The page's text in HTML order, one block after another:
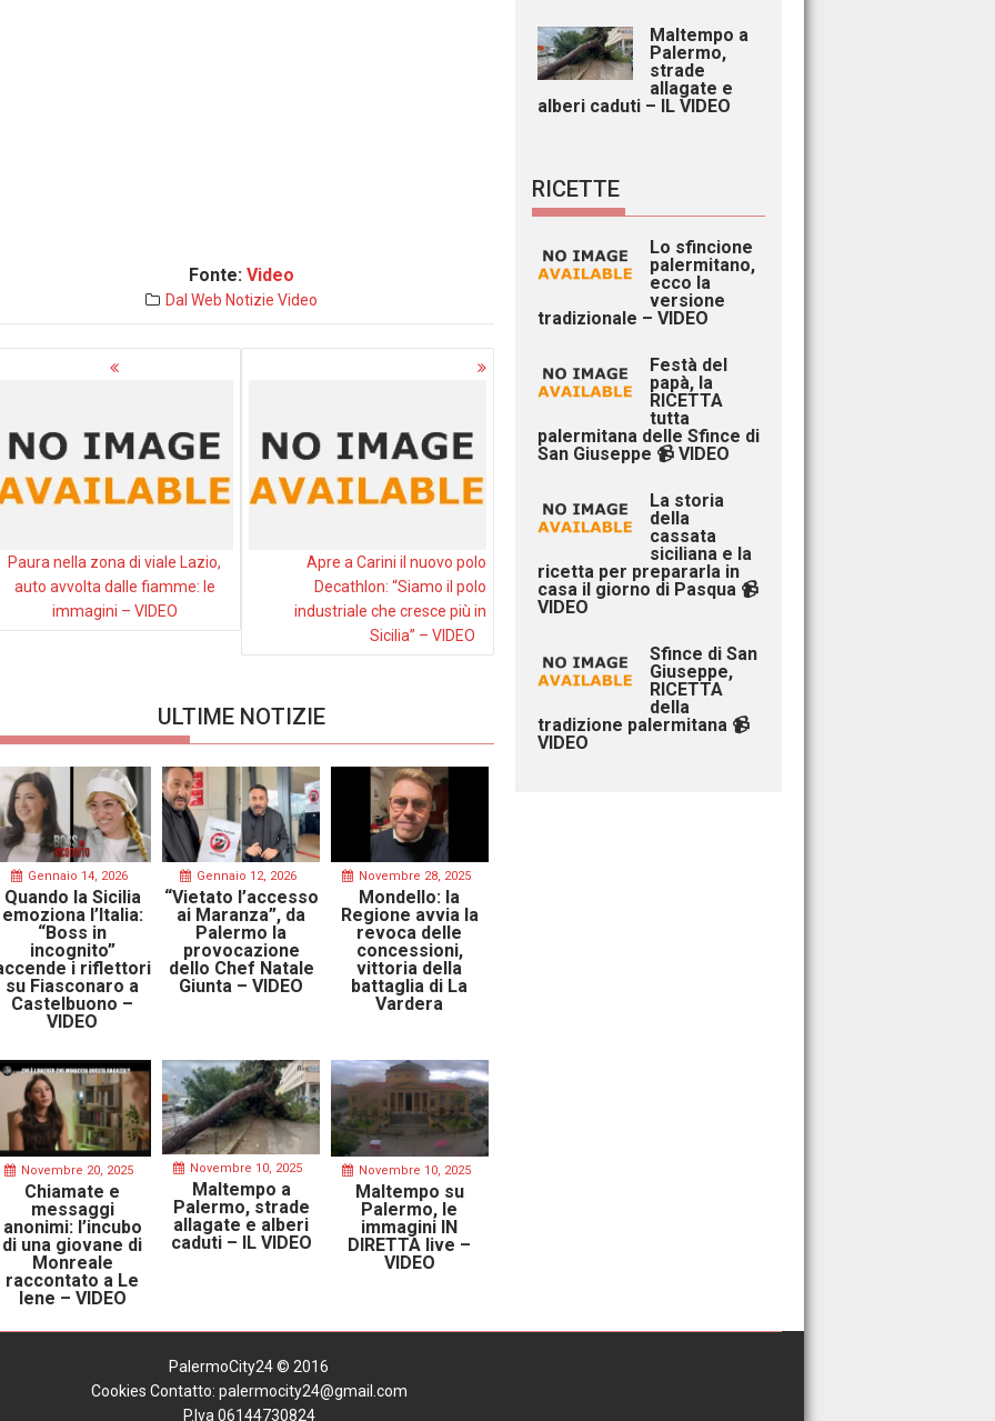
Fonte: Video
Dal Web Notizie Video
Paura nella zona di viale Lazio,
auto avvolta dalle fiamme: le
immagini – VIDEO
Apre a Carini il nuovo polo
Decathlon: “Siamo il polo
industriale che cresce più in
Sicilia” – VIDEO
ULTIME NOTIZIE
Gennaio 14, 2026
Quando la Sicilia
emoziona l’Italia:
“Boss in
incognito”
i riflettori
su Fiasconaro a
Castelbuono –
VIDEO
Gennaio 12, 2026
“Vietato l’accesso
ai Maranza”, da
Palermo la
provocazione
dello Chef Natale
Giunta – VIDEO
Novembre 28, 2025
Mondello: la
Regione avvia la
revoca delle
concessioni,
vittoria della
battaglia di La
Vardera
Novembre 20, 2025
Chiamate e
messaggi
anonimi: l’incubo
di una giovane di
Monreale
raccontato a Le
Iene – VIDEO
Novembre 10, 2025
Maltempo a
Palermo, strade
allagate e alberi
caduti – IL VIDEO
Novembre 10, 2025
Maltempo su
Palermo, le
immagini IN
DIRETTA live –
VIDEO
Maltempo a
Palermo,
strade
allagate e
alberi caduti – IL VIDEO
RICETTE
Lo sfincione
palermitano,
ecco la
versione
tradizionale – VIDEO
Festà del
papà, la
RICETTA
tutta
palermitana delle Sfince di
San Giuseppe 📹 VIDEO
La storia
della
cassata
siciliana e la
ricetta per prepararla in
casa il giorno di Pasqua 📹
VIDEO
Sfince di San
Giuseppe,
RICETTA
della
tradizione palermitana 📹
VIDEO
PalermoCity24 © 2016
Cookies Contatto: palermocity24@gmail.com
P.Iva 06144730824